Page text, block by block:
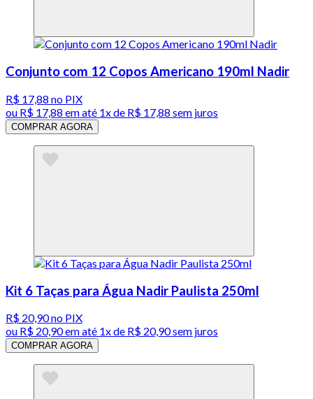
Conjunto com 12 Copos Americano 190ml Nadir
R$ 17,88 no PIX
ou R$ 17,88 em até 1x de R$ 17,88 sem juros
COMPRAR AGORA
Kit 6 Taças para Água Nadir Paulista 250ml
R$ 20,90no PIX
ou R$ 20,90em até 1x de R$ 20,90sem juros
COMPRAR AGORA